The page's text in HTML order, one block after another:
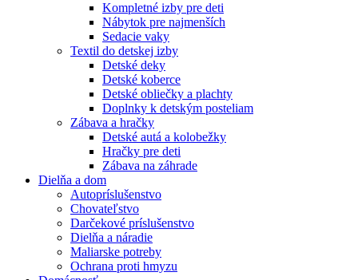
Kompletné izby pre deti
Nábytok pre najmenších
Sedacie vaky
Textil do detskej izby
Detské deky
Detské koberce
Detské obliečky a plachty
Doplnky k detským posteliam
Zábava a hračky
Detské autá a kolobežky
Hračky pre deti
Zábava na záhrade
Dielňa a dom
Autopríslušenstvo
Chovateľstvo
Darčekové príslušenstvo
Dielňa a náradie
Maliarske potreby
Ochrana proti hmyzu